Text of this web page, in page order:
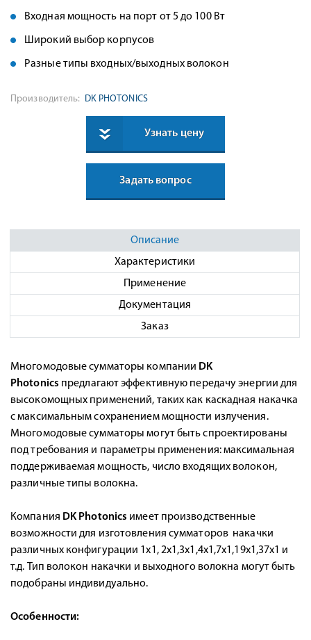
Входная мощность на порт от 5 до 100 Вт
Широкий выбор корпусов
Разные типы входных/выходных волокон
Производитель: DK PHOTONICS
Узнать цену
Задать вопрос
Описание
Характеристики
Применение
Документация
Заказ
Многомодовые сумматоры компании DK
Photonics предлагают эффективную передачу энергии для
высокомощных применений, таких как каскадная накачка
с максимальным сохранением мощности излучения.
Многомодовые сумматоры могут быть спроектированы
под требования и параметры применения: максимальная
поддерживаемая мощность, число входящих волокон,
различные типы волокна.
Компания DK Photonics имеет производственные
возможности для изготовления сумматоров накачки
различных конфигурации 1х1, 2x1,3x1,4x1,7x1,19x1,37x1 и
т.д. Тип волокон накачки и выходного волокна могут быть
подобраны индивидуально.
Особенности: